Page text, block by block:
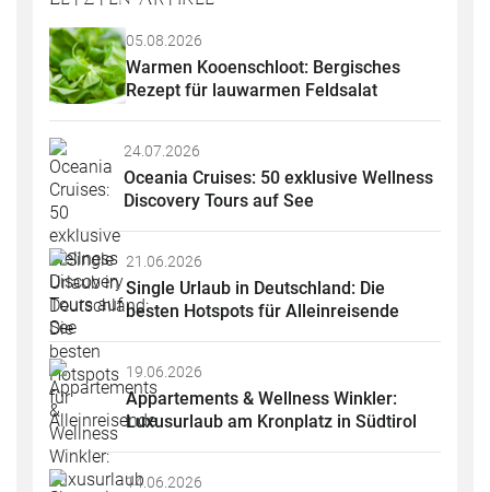
05.08.2026
Warmen Kooenschloot: Bergisches
Rezept für lauwarmen Feldsalat
24.07.2026
Oceania Cruises: 50 exklusive Wellness
Discovery Tours auf See
21.06.2026
Single Urlaub in Deutschland: Die
besten Hotspots für Alleinreisende
19.06.2026
Appartements & Wellness Winkler:
Luxusurlaub am Kronplatz in Südtirol
14.06.2026